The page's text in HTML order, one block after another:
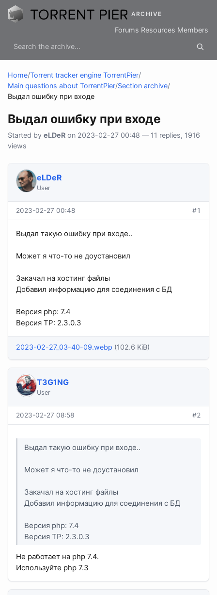
ARCHIVE
Forums Resources Members
Home/Torrent tracker engine TorrentPier/
Main questions about TorrentPier/Section archive/
Выдал ошибку при входе
Выдал ошибку при входе
Started by eLDeR on 2023-02-27 00:48 — 11 replies, 1916
views
eLDeR
User
2023-02-27 00:48 #1
Выдал такую ошибку при входе..
Может я что-то не доустановил
Закачал на хостинг файлы
Добавил информацию для соединения с БД
Версия php: 7.4
Версия TP: 2.3.0.3
2023-02-27_03-40-09.webp (102.6 KiB)
T3G1NG
User
2023-02-27 08:58 #2
Выдал такую ошибку при входе..
Может я что-то не доустановил
Закачал на хостинг файлы
Добавил информацию для соединения с БД
Версия php: 7.4
Версия TP: 2.3.0.3
Не работает на php 7.4.
Используйте php 7.3